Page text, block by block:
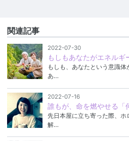
関連記事
2022-07-30
もしもあなたがエネルギ
もしも、あなたという意識
あ…
2022-07-16
誰もが、命を燃やせる「
先日本屋に立ち寄った際、
解…